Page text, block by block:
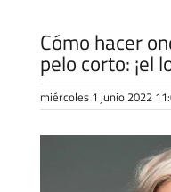
Cómo hacer
pelo corto: ¡el
miércoles 1 junio 2022